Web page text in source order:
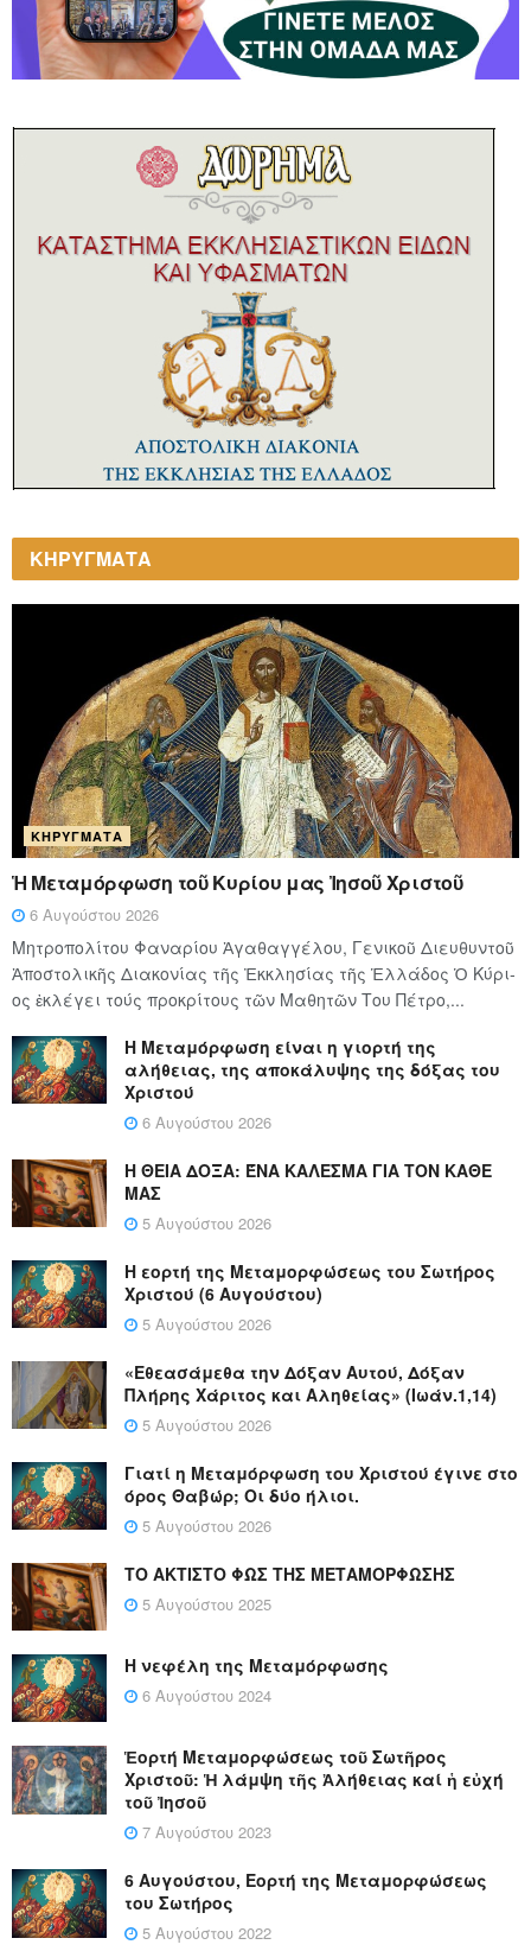
ΚΗΡΥΓΜΑΤΑ
ΚΗΡΎΓΜΑΤΑ
Ἡ Μεταμόρφωση τοῦ Κυρίου μας Ἰησοῦ Χριστοῦ
6 Αυγούστου 2026
Μητροπολίτου Φαναρίου Ἀγαθαγγέλου, Γενικοῦ Διευθυντοῦ
Ἀποστολικῆς Διακονίας τῆς Ἐκκλησίας τῆς Ἑλλάδος Ὁ Κύ­ρι­
ος ἐκλέγει τούς προ­κρί­τους τῶν Μα­θη­τῶν Του Πέ­τρο,...
Η Μεταμόρφωση είναι η γιορτή της
αλήθειας, της αποκάλυψης της δόξας του
Χριστού
6 Αυγούστου 2026
Η ΘΕΙΑ ΔΟΞΑ: ΈΝΑ ΚΑΛΕΣΜΑ ΓΙΑ ΤΟΝ ΚΑΘΕ
ΜΑΣ
5 Αυγούστου 2026
Η εορτή της Μεταμορφώσεως του Σωτήρος
Χριστού (6 Αυγούστου)
5 Αυγούστου 2026
«Εθεασάμεθα την Δόξαν Αυτού, Δόξαν
Πλήρης Χάριτος και Αληθείας» (Ιωάν.1,14)
5 Αυγούστου 2026
Γιατί η Μεταμόρφωση του Χριστού έγινε στο
όρος Θαβώρ; Οι δύο ήλιοι.
5 Αυγούστου 2026
ΤΟ ΑΚΤΙΣΤΟ ΦΩΣ ΤΗΣ ΜΕΤΑΜΟΡΦΩΣΗΣ
5 Αυγούστου 2025
Η νεφέλη της Μεταμόρφωσης
6 Αυγούστου 2024
Ἑορτή Μεταμορφώσεως τοῦ Σωτῆρος
Χριστοῦ: Ἡ λάμψη τῆς Ἀλήθειας καί ἡ εὐχή
τοῦ Ἰησοῦ
7 Αυγούστου 2023
6 Αυγούστου, Εορτή της Μεταμορφώσεως
του Σωτήρος
5 Αυγούστου 2022